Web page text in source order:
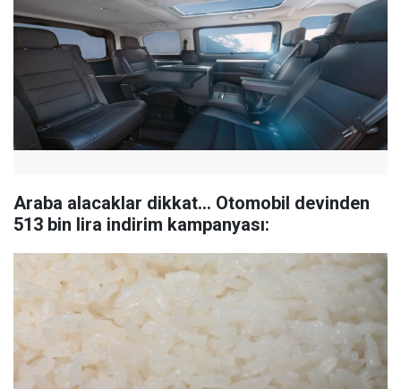
Araba alacaklar dikkat... Otomobil devinden
513 bin lira indirim kampanyası: